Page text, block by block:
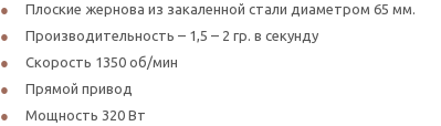
Плоские жернова из закаленной стали диаметром 65 мм.
Производительность – 1,5 – 2 гр. в секунду
Скорость 1350 об/мин
Прямой привод
Мощность 320 Вт